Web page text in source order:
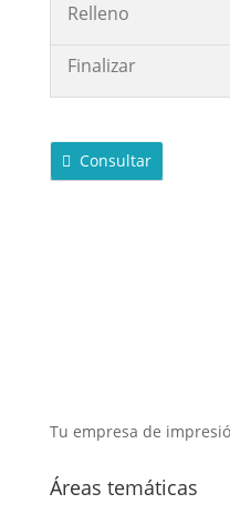
Relleno
Finalizar
Consultar
Tu empresa de
Áreas temáticas